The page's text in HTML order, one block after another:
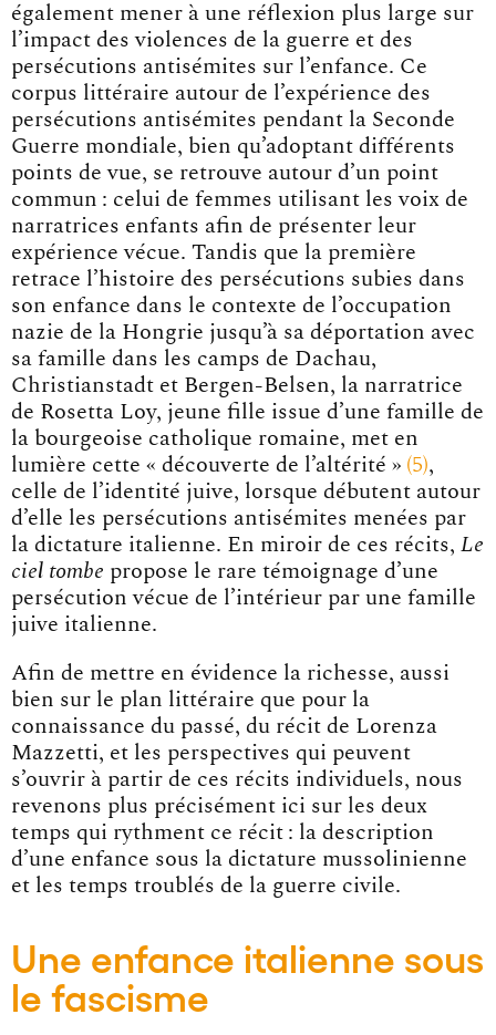
également mener à une réflexion plus large sur
l’impact des violences de la guerre et des
persécutions antisémites sur l’enfance. Ce
corpus littéraire autour de l’expérience des
persécutions antisémites pendant la Seconde
Guerre mondiale, bien qu’adoptant différents
points de vue, se retrouve autour d’un point
commun : celui de femmes utilisant les voix de
narratrices enfants afin de présenter leur
expérience vécue. Tandis que la première
retrace l’histoire des persécutions subies dans
son enfance dans le contexte de l’occupation
nazie de la Hongrie jusqu’à sa déportation avec
sa famille dans les camps de Dachau,
Christianstadt et Bergen-Belsen, la narratrice
de Rosetta Loy, jeune fille issue d’une famille de
la bourgeoise catholique romaine, met en
lumière cette « découverte de l’altérité » 5 ,
celle de l’identité juive, lorsque débutent autour
d’elle les persécutions antisémites menées par
la dictature italienne. En miroir de ces récits, Le
ciel tombe propose le rare témoignage d’une
persécution vécue de l’intérieur par une famille
juive italienne.
Afin de mettre en évidence la richesse, aussi
bien sur le plan littéraire que pour la
connaissance du passé, du récit de Lorenza
Mazzetti, et les perspectives qui peuvent
s’ouvrir à partir de ces récits individuels, nous
revenons plus précisément ici sur les deux
temps qui rythment ce récit : la description
d’une enfance sous la dictature mussolinienne
et les temps troublés de la guerre civile.
Une enfance italienne sous
le fascisme